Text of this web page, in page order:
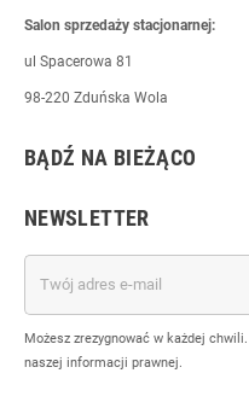
Salon sprzedaży stacjonarnej:
ul Spacerowa 81
98-220 Zduńska Wola
BĄDŹ NA BIEŻĄCO
NEWSLETTER
Możesz zrezygnować w każdej
naszej informacji prawnej.